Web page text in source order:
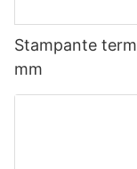
Stampante
mm